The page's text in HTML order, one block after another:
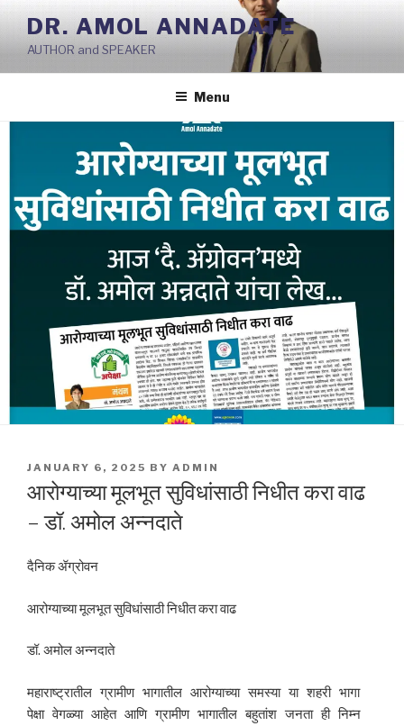
Skip
content
DR. AMOL ANNADATE
AUTHOR and SPEAKER
Menu
POSTED
JANUARY 6, 2025 BY ADMIN
आरोग्याच्या मूलभूत सुविधांसाठी निधीत करा वाढ
– डॉ. अमोल अन्नदाते
दैनिक ॲग्रोवन
आरोग्याच्या मूलभूत सुविधांसाठी निधीत करा वाढ
डॉ. अमोल अन्नदाते
महाराष्ट्रातील ग्रामीण भागातील आरोग्याच्या समस्या या शहरी भागा
पेक्षा वेगळ्या आहेत आणि ग्रामीण भागातील बहुतांश जनता ही निम्न